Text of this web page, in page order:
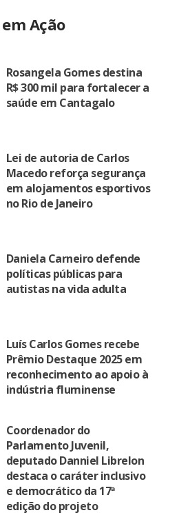
Ação
Rosangela Gomes destina
R$ 300 mil para fortalecer a
saúde em Cantagalo
Lei de autoria de Carlos
Macedo reforça segurança
em alojamentos esportivos
no Rio de Janeiro
Daniela Carneiro defende
políticas públicas para
autistas na vida adulta
Luís Carlos Gomes recebe
Prêmio Destaque 2025 em
reconhecimento ao apoio à
indústria fluminense
Coordenador do
Parlamento Juvenil,
deputado Danniel Librelon
destaca o caráter inclusivo
e democrático da 17ª
edição do projeto